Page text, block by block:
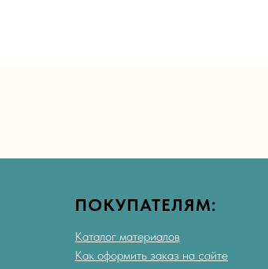
ПОКУПАТЕЛЯМ:
Каталог материалов
Как оформить заказ на сайте